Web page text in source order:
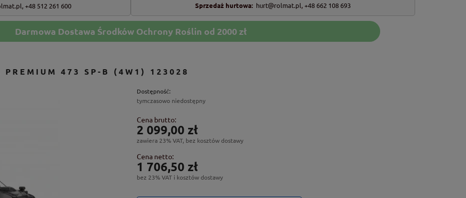
+48 512 261 600 Sprzedaż hurtowa: hurt@rolmat.pl,+48 662 108 693
Darmowa Dostawa Środków Ochrony Roślin od 2000 zł
PREMIUM 473 SP-B (4W1) 123028
Dostępność:
tymczasowo niedostępny
Cena brutto:
2 099,00 zł
zawiera 23% VAT, bez kosztów dostawy
Cena netto:
1 706,50 zł
bez 23% VAT i kosztów dostawy